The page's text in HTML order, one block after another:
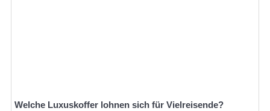
Welche Luxuskoffer lohnen sich für Vielreisende?